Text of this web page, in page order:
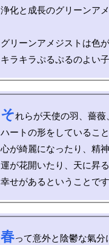
浄化と成長のグリーンアメ
グリーンアメジストは色
それらが天使の羽、薔薇、
ハートの形をしていること
心が綺麗になったり、精
運が花開いたり、天に昇
春って意外と陰鬱な氣分